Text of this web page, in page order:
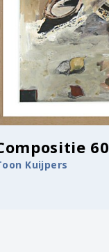
60
Kuijpers